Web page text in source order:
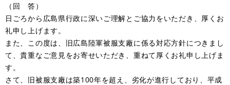
（回 答）
日ごろから広島県行政に深いご理解とご協力をいただき、厚くお
礼申し上げます。
また、この度は、旧広島陸軍被服支廠に係る対応方針につきまし
て、貴重なご意見をお寄せいただき、重ねて厚くお礼申し上げま
す。
さて、旧被服支廠は築100年を超え、劣化が進行しており、平成